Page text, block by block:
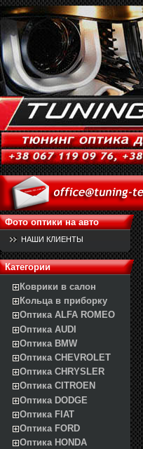
Фото оптики на авто
НАШИ КЛИЕНТЫ
Категории
Коврики в салон
Кольца в приборку
Оптика ALFA ROMEO
Оптика AUDI
Оптика BMW
Оптика CHEVROLET
Оптика CHRYSLER
Оптика CITROEN
Оптика DODGE
Оптика FIAT
Оптика FORD
Оптика HONDA